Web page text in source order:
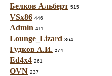
Белков Альберт 515
VSx86 446
Admin 411
Lounge_Lizard 364
Гудков А.И. 274
Ed4x4 261
OVN 237